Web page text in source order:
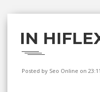
IN
Posted by Seo Online on 23:11